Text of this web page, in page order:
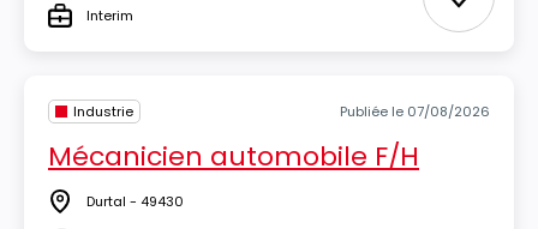
TypeInterim Ajouter
Industrie Publiée le 07/08/2026
Mécanicien automobile F/H
Lieu Durtal - 49430